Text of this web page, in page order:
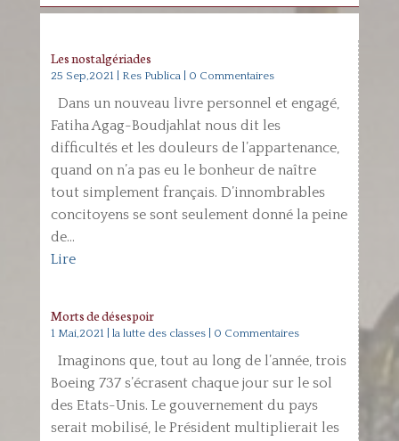
Les nostalgériades
25 Sep,2021 Res Publica| 0 Commentaires
Dans un nouveau livre personnel et engagé,
Fatiha Agag-Boudjahlat nous dit les
difficultés et les douleurs de l’appartenance,
quand on n’a pas eu le bonheur de naître
tout simplement français. D’innombrables
concitoyens se sont seulement donné la peine
de...
Lire
Morts de désespoir
1 Mai,2021 la lutte des classes| 0 Commentaires
Imaginons que, tout au long de l’année, trois
Boeing 737 s’écrasent chaque jour sur le sol
des Etats-Unis. Le gouvernement du pays
serait mobilisé, le Président multiplierait les